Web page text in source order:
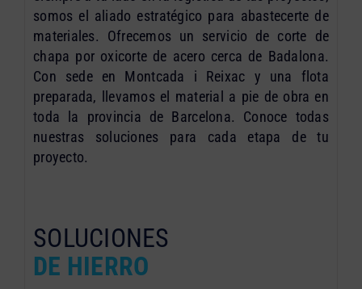
somos el aliado estratégico para abastecerte de
materiales. Ofrecemos un servicio de corte de
chapa por oxicorte de acero cerca de Badalona.
Con sede en Montcada i Reixac y una flota
preparada, llevamos el material a pie de obra en
toda la provincia de Barcelona. Conoce todas
nuestras soluciones para cada etapa de tu
proyecto.
SOLUCIONES
DE HIERRO